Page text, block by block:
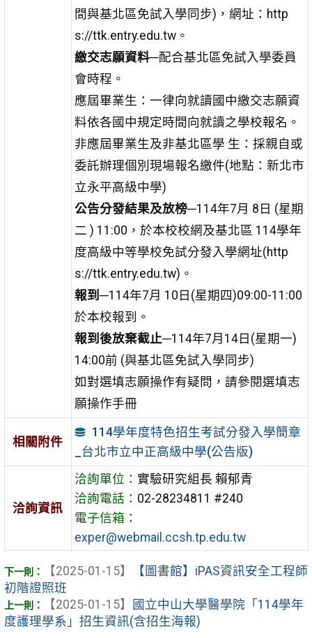
間與基北區免試入學同步)，網址：http
s://ttk.entry.edu.tw。
繳交志願資料─配合基北區免試入學委員
會時程。
應屆畢業生：一律向就讀國中繳交志願資
料依各國中規定時間向就讀之學校報名。
非應屆畢業生及非基北區學 生：採親自或
委託辦理個別現場報名繳件(地點：新北市
立永平高級中學)
公告分發結果及放榜─114年7月 8日 (星期
二 ) 11:00，於本校校網及基北區 114學年
度高級中等學校免試分發入學網址(http
s://ttk.entry.edu.tw)。
報到 ─114年7月 10日(星期四)09:00-11:00
於本校報到。
報到後放棄截止─114年7月14日(星期一)
14:00前 (與基北區免試入學同步)
如對選填志願操作有疑問，請參閱選填志
願操作手冊
相關附件
114學年度特色招生考試分發入學簡章
_台北市立中正高級中學(公告版)
洽詢資訊
洽詢單位： 實驗研究組長 賴郁青
洽詢電話： 02-28234811 #240
電子信箱：
exper@webmail.ccsh.tp.edu.tw
【2025-01-15】
【圖書館】iPAS資訊安全工程師
初階證照班
【2025-01-15】
國立中山大學醫學院「114學年
度護理學系」招生資訊(含招生海報)